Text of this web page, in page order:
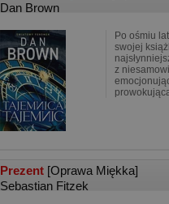
Dan Brown
Po ośmiu
swojej
z
Prezent [Oprawa Miękka]
Sebastian Fitzek